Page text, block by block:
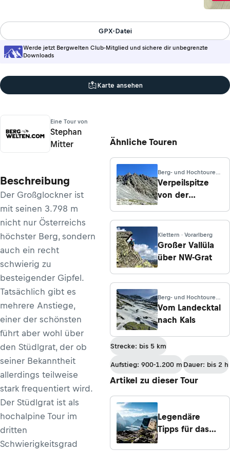
Werde jetzt Bergwelten Club-Mitglied und sichere dir unbegrenzte
Downloads
GPX-Datei
Karte ansehen
Eine Tour von
Stephan
Mitter
Beschreibung
Der Großglockner ist
mit seinen 3.798 m
nicht nur Österreichs
höchster Berg, sondern
auch ein recht
schwierig zu
besteigender Gipfel.
Tatsächlich gibt es
mehrere Anstiege,
einer der schönsten
führt aber wohl über
den Stüdlgrat, der ob
seiner Bekanntheit
allerdings teilweise
stark frequentiert wird.
Der Stüdlgrat ist als
hochalpine Tour im
dritten
Schwierigkeitsgrad
Ähnliche Touren
Berg- und Hochtouren ·
Tirol
Verpeilspitze
von der
Klettern · Vorarlberg
Großer Vallüla
über NW-Grat
Berg- und Hochtouren ·
Tirol
Vom Landecktal
nach Kals
Strecke: bis 5 km
Aufstieg: 900-1.200 m Dauer: bis 2 h
Artikel zu dieser Tour
Legendäre
Tipps für das